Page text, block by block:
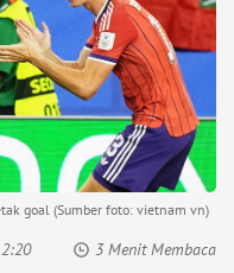
goal (Sumber foto: vietnam vn)
3 Menit Membaca